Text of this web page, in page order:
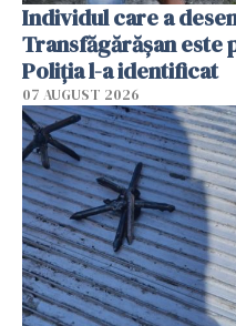
Individul care a
Transfăgărășan este
Poliția l-a identificat
07 AUGUST 2026